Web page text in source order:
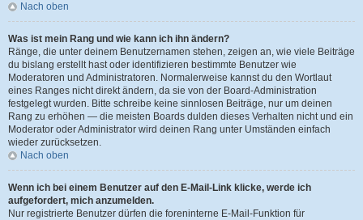
Nach oben
Was ist mein Rang und wie kann ich ihn ändern?
Ränge, die unter deinem Benutzernamen stehen, zeigen an, wie viele Beiträge
du bislang erstellt hast oder identifizieren bestimmte Benutzer wie
Moderatoren und Administratoren. Normalerweise kannst du den Wortlaut
eines Ranges nicht direkt ändern, da sie von der Board-Administration
festgelegt wurden. Bitte schreibe keine sinnlosen Beiträge, nur um deinen
Rang zu erhöhen — die meisten Boards dulden dieses Verhalten nicht und ein
Moderator oder Administrator wird deinen Rang unter Umständen einfach
wieder zurücksetzen.
Nach oben
Wenn ich bei einem Benutzer auf den E-Mail-Link klicke, werde ich
aufgefordert, mich anzumelden.
Nur registrierte Benutzer dürfen die foreninterne E-Mail-Funktion für